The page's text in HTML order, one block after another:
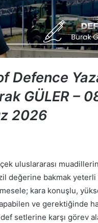
Defence
GÜLER –
2026
uluslararası
değerine bakmak
kara konuşlu,
ve gerektiğinde
setlerine karşı görev